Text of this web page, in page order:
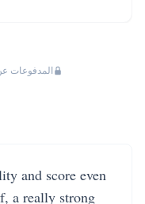
المدفوعات
and score even
a really strong